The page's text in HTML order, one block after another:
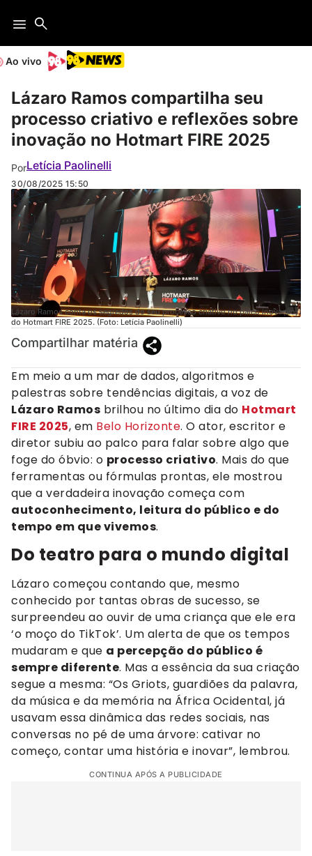
Ao vivo
Lázaro Ramos compartilha seu
processo criativo e reflexões sobre
inovação no Hotmart FIRE 2025
PorLetícia Paolinelli
30/08/2025 15:50
Lázaro Ramos conta os segredos do seu processo criativo no palco inovação,
do Hotmart FIRE 2025. (Foto: Letícia Paolinelli)
Compartilhar matéria
Em meio a um mar de dados, algoritmos e
palestras sobre tendências digitais, a voz de
Lázaro Ramos brilhou no último dia do Hotmart
FIRE 2025, em Belo Horizonte. O ator, escritor e
diretor subiu ao palco para falar sobre algo que
foge do óbvio: o processo criativo. Mais do que
ferramentas ou fórmulas prontas, ele mostrou
que a verdadeira inovação começa com
autoconhecimento, leitura do público e do
tempo em que vivemos.
Do teatro para o mundo digital
Lázaro começou contando que, mesmo
conhecido por tantas obras de sucesso, se
surpreendeu ao ouvir de uma criança que ele era
‘o moço do TikTok’. Um alerta de que os tempos
mudaram e que a percepção do público é
sempre diferente. Mas a essência da sua criação
segue a mesma: “Os Griots, guardiões da palavra,
da música e da memória na África Ocidental, já
usavam essa dinâmica das redes sociais, nas
conversas no pé de uma árvore: cativar no
começo, contar uma história e inovar”, lembrou.
CONTINUA APÓS A PUBLICIDADE